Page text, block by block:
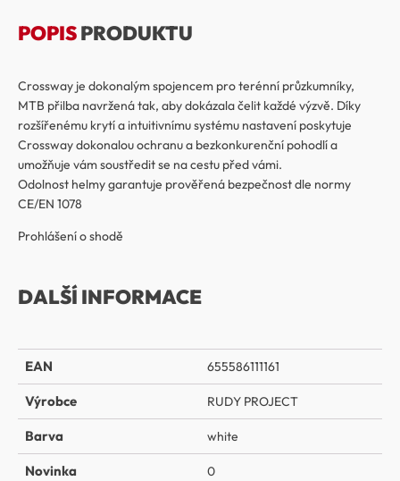
POPISPRODUKTU
Crossway je dokonalým spojencem pro terénní průzkumníky,
MTB přilba navržená tak, aby dokázala čelit každé výzvě. Díky
rozšířenému krytí a intuitivnímu systému nastavení poskytuje
Crossway dokonalou ochranu a bezkonkurenční pohodlí a
umožňuje vám soustředit se na cestu před vámi.
Odolnost helmy garantuje prověřená bezpečnost dle normy
CE/EN 1078
Prohlášení o shodě
DALŠÍ INFORMACE
EAN 655586111161
Výrobce RUDY PROJECT
Barva white
Novinka 0